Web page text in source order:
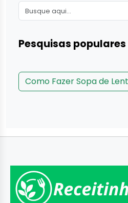
Pesquisas populares
Como Fazer Sopa de